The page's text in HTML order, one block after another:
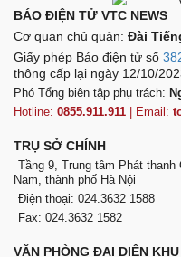
BÁO ĐIỆN TỬ VTC NEWS
Cơ quan chủ quản: Đài
Giấy phép Báo điện tử số
thông cấp lại ngày 12/10/
Phó Tổng biên tập phụ trách:
Hotline: 0855.911.911 | Email:
TRỤ SỞ CHÍNH
Tầng 9, Trung tâm Phát
Nam, thành phố Hà Nội
Điện thoại: 024.3632 1588
Fax: 024.3632 1582
VĂN PHÒNG ĐẠI DIỆN